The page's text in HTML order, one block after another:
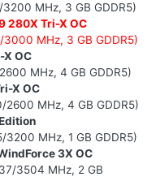
MHz, 3 GB GDDR5)
280X Tri-X OC
3000 MHz, 3 GB GDDR5)
X OC
MHz, 4 GB GDDR5)
X OC
2600 MHz, 4 GB GDDR5)
3200 MHz, 1 GB GDDR5)
3X OC
3504 MHz, 2 GB